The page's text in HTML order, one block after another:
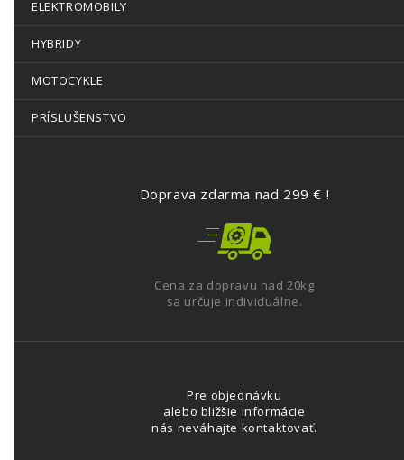
ELEKTROMOBILY
HYBRIDY
MOTOCYKLE
PRÍSLUŠENSTVO
Doprava zdarma nad 299 € !
Cena za dopravu nad 20kg
sa určuje individuálne.
Pre objednávku
alebo bližšie informácie
nás neváhajte kontaktovať.